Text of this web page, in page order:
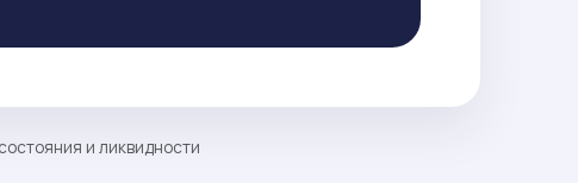
и ликвидности